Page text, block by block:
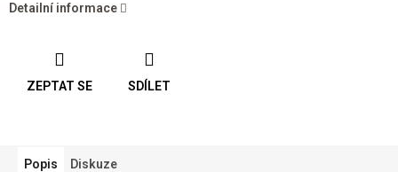
Detailní informace
ZEPTAT SE SDÍLET
Popis Diskuze